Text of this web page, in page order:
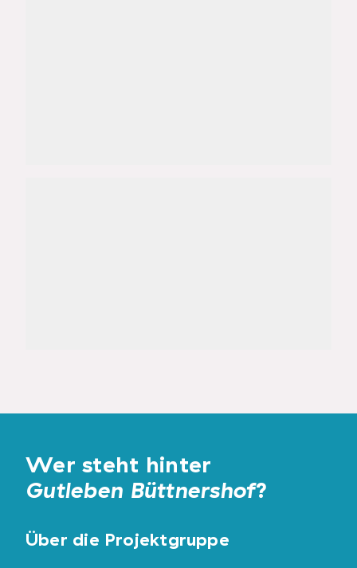
Wer steht hinter
Gutleben Büttnershof?
Über die Projektgruppe